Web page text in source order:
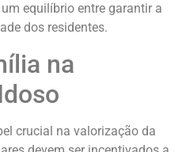
equilíbrio entre garantir a
dos residentes.
na
crucial na valorização da